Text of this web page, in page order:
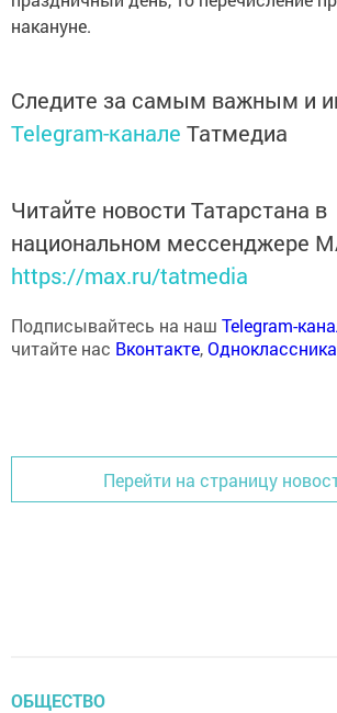
накануне.
Следите за самым важным и
Telegram-канале Татмедиа
Читайте новости Татарстана в
национальном мессенджере
https://max.ru/tatmedia
Подписывайтесь на наш Telegram-
читайте нас Вконтакте,
Перейти на страницу
ОБЩЕСТВО